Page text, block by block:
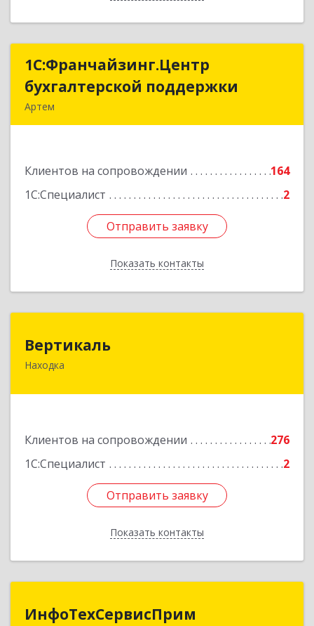
1С:Франчайзинг.Центр
бухгалтерской поддержки
Артем
Клиентов на сопровождении
164
1С:Специалист
2
Отправить заявку
Показать контакты
1С:Франчайзинг.Центр
бухгалтерской поддержки
Подробнее
Отправить заявку
Назад
Вертикаль
Находка
Клиентов на сопровождении
276
1С:Специалист
2
Отправить заявку
Показать контакты
Отправить заявку
Назад
ИнфоТехСервисПрим